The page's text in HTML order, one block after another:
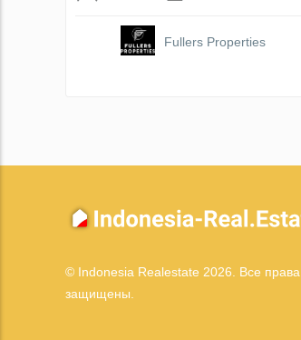
Fullers Properties
© Indonesia Realestate 2026. Все права
защищены.